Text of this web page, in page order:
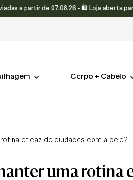
partir de 07.08.26 • 🛍️ Loja aberta para
Corpo + Cabelo
eficaz de cuidados com a pele?